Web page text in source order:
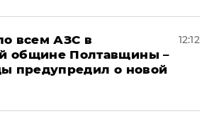
всем АЗС в
общине Полтавщины –
предупредил о новой
12:12